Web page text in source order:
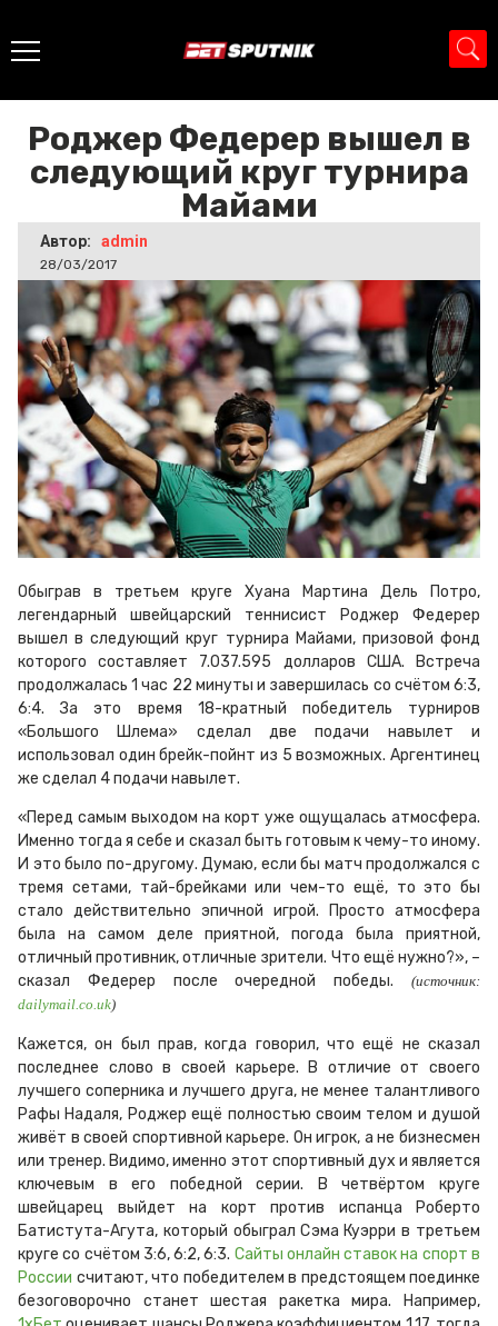
Роджер Федерер вышел в
следующий круг турнира
Майами
Автор: admin
28/03/2017
Обыграв в третьем круге Хуана Мартина Дель Потро,
легендарный швейцарский теннисист Роджер Федерер
вышел в следующий круг турнира Майами, призовой фонд
которого составляет 7.037.595 долларов США. Встреча
продолжалась 1 час 22 минуты и завершилась со счётом 6:3,
6:4. За это время 18-кратный победитель турниров
«Большого Шлема» сделал две подачи навылет и
использовал один брейк-пойнт из 5 возможных. Аргентинец
же сделал 4 подачи навылет.
«Перед самым выходом на корт уже ощущалась атмосфера.
Именно тогда я себе и сказал быть готовым к чему-то иному.
И это было по-другому. Думаю, если бы матч продолжался с
тремя сетами, тай-брейками или чем-то ещё, то это бы
стало действительно эпичной игрой. Просто атмосфера
была на самом деле приятной, погода была приятной,
отличный противник, отличные зрители. Что ещё нужно?», –
сказал Федерер после очередной победы. (источник:
dailymail.co.uk)
Кажется, он был прав, когда говорил, что ещё не сказал
последнее слово в своей карьере. В отличие от своего
лучшего соперника и лучшего друга, не менее талантливого
Рафы Надаля, Роджер ещё полностью своим телом и душой
живёт в своей спортивной карьере. Он игрок, а не бизнесмен
или тренер. Видимо, именно этот спортивный дух и является
ключевым в его победной серии. В четвёртом круге
швейцарец выйдет на корт против испанца Роберто
Батистута-Агута, который обыграл Сэма Куэрри в третьем
круге со счётом 3:6, 6:2, 6:3. Сайты онлайн ставок на спорт в
России считают, что победителем в предстоящем поединке
безоговорочно станет шестая ракетка мира. Например,